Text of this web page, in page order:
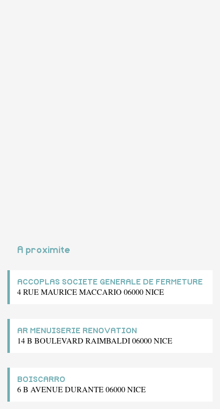
A proximite
ACCOPLAS SOCIETE GENERALE DE FERMETURE
4 RUE MAURICE MACCARIO 06000 NICE
AR MENUISERIE RENOVATION
14 B BOULEVARD RAIMBALDI 06000 NICE
BOISCARRO
6 B AVENUE DURANTE 06000 NICE